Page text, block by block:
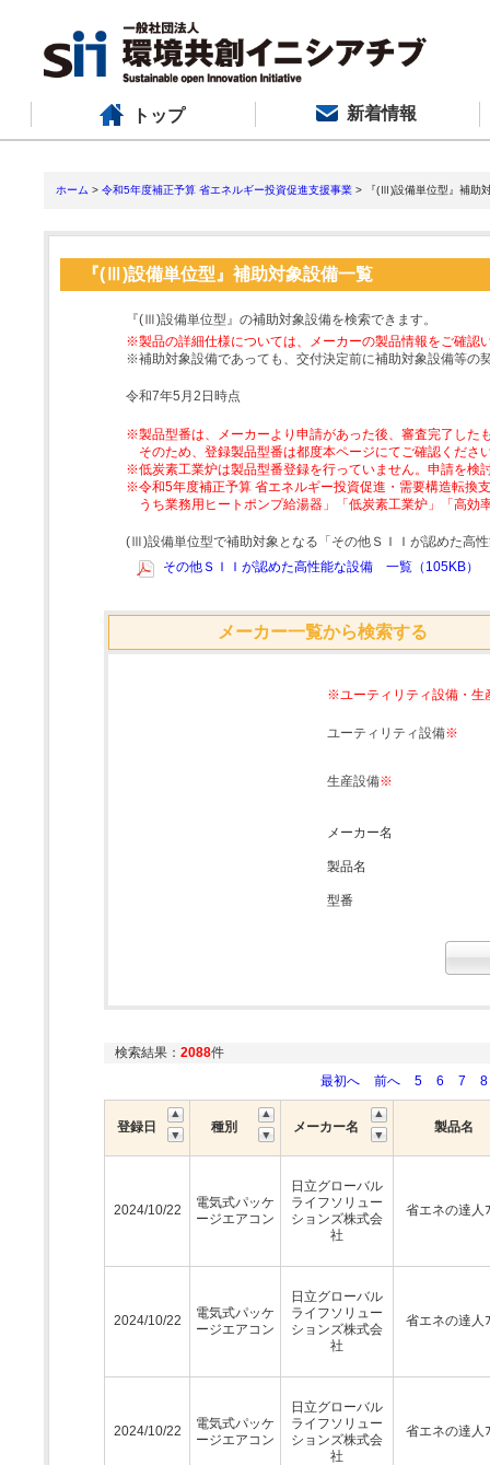
トップ 新着情報
ホーム > 令和5年度補正予算 省エネルギー投資促進支援事業 > 『(Ⅲ)設備単位型』補助
『(Ⅲ)設備単位型』補助対象設備一覧
『(Ⅲ)設備単位型』の補助対象設備を検索できます。
※製品の詳細仕様については、メーカーの製品情報をご確認
※補助対象設備であっても、交付決定前に補助対象設備等の
令和7年5月2日時点
※製品型番は、メーカーより申請があった後、審査完了した
そのため、登録製品型番は都度本ページにてご確認くださ
※低炭素工業炉は製品型番登録を行っていません。申請を検
※令和5年度補正予算 省エネルギー投資促進・需要構造転換
うち業務用ヒートポンプ給湯器」「低炭素工業炉」「高
(Ⅲ)設備単位型で補助対象となる「その他ＳＩＩが認めた高
その他ＳＩＩが認めた高性能な設備 一覧（105KB）
メーカー一覧から検索する
※ユーティリティ設備・生
ユーティリティ設備※
生産設備※
メーカー名
製品名
型番
検索結果： 2088件
最初へ
前へ 5 6 7 8
登録日 種別 メーカー名 製品名
2024/10/22
電気式パッケ
ージエアコン
日立グローバル
ライフソリュー
ションズ株式会
社
省エネの達人
2024/10/22
電気式パッケ
ージエアコン
日立グローバル
ライフソリュー
ションズ株式会
社
省エネの達人
2024/10/22
電気式パッケ
ージエアコン
日立グローバル
ライフソリュー
ションズ株式会
社
省エネの達人